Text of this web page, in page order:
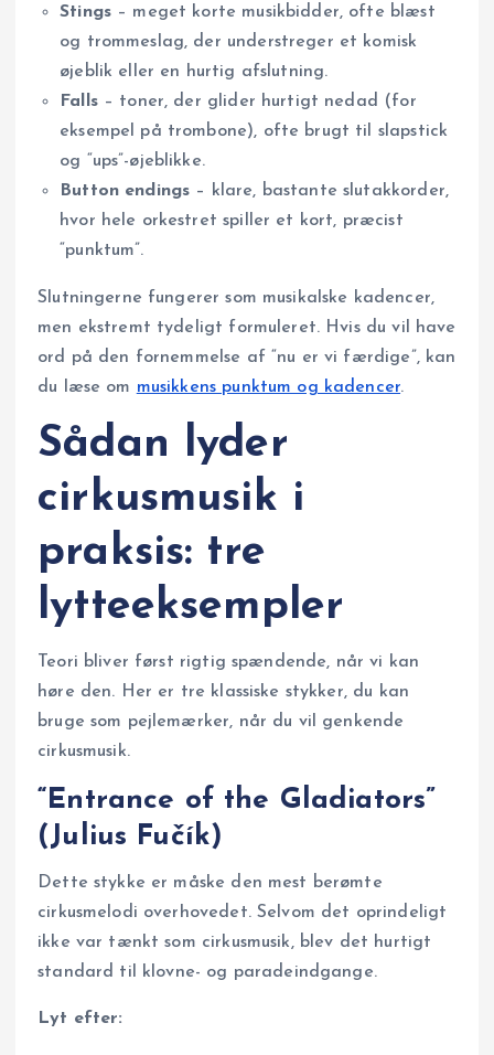
Stings– meget korte musikbidder, ofte blæst
og trommeslag, der understreger et komisk
øjeblik eller en hurtig afslutning.
Falls– toner, der glider hurtigt nedad (for
eksempel på trombone), ofte brugt til slapstick
og “ups”-øjeblikke.
Button endings – klare, bastante slutakkorder,
hvor hele orkestret spiller et kort, præcist
“punktum”.
Slutningerne fungerer som musikalske kadencer,
men ekstremt tydeligt formuleret. Hvis du vil have
ord på den fornemmelse af “nu er vi færdige”, kan
du læse om musikkens punktum og kadencer.
Sådan lyder
cirkusmusik i
praksis: tre
lytteeksempler
Teori bliver først rigtig spændende, når vi kan
høre den. Her er tre klassiske stykker, du kan
bruge som pejlemærker, når du vil genkende
cirkusmusik.
“Entrance of the Gladiators”
(Julius Fučík)
Dette stykke er måske den mest berømte
cirkusmelodi overhovedet. Selvom det oprindeligt
ikke var tænkt som cirkusmusik, blev det hurtigt
standard til klovne- og paradeindgange.
Lyt efter: